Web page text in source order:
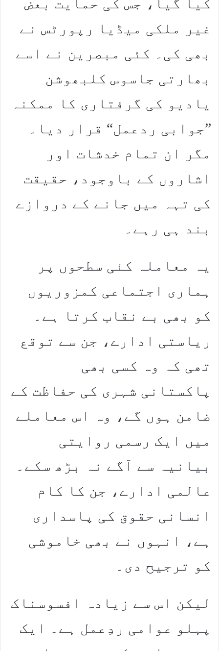
غیر ملکی میڈیا رپورٹس نے
بھی کی۔ کئی مبصرین نے اسے
بھارتی جاسوس کلبھوشن
یادیو کی گرفتاری کا ممکنہ
”جوابی ردعمل“ قرار دیا۔
مگر ان تمام خدشات اور
اشاروں کے باوجود، حقیقت
کی تہہ میں جانے کے دروازے
بند ہی رہے۔
یہ معاملہ کئی سطحوں پر
ہماری اجتماعی کمزوریوں
کو بھی بے نقاب کرتا ہے۔
ریاستی ادارے، جن سے توقع
تھی کہ وہ کسی بھی
پاکستانی شہری کی حفاظت کے
ضامن ہوں گے، وہ اس معاملے
میں ایک رسمی روایتی
بیانیہ سے آگے نہ بڑھ سکے۔
عالمی ادارے، جن کا کام
انسانی حقوق کی پاسداری
ہے، انہوں نے بھی خاموشی
کو ترجیح دی۔
لیکن اس سے زیادہ افسوسناک
پہلو عوامی ردِعمل ہے۔ ایک